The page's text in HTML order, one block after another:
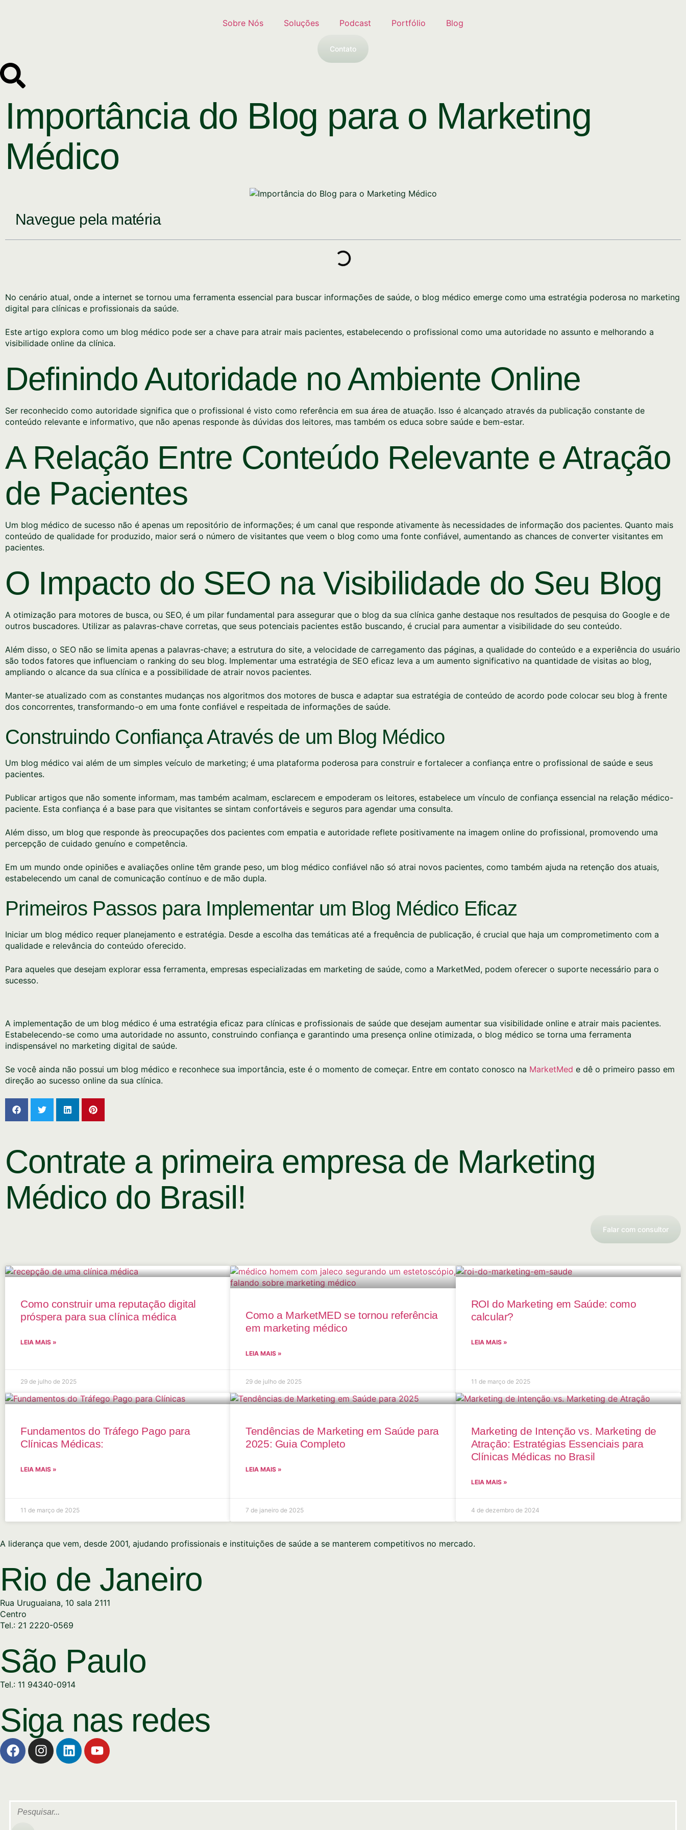
Sobre Nós Soluções Podcast Portfólio Blog
Contato
Importância do Blog para o Marketing
Médico
Navegue pela matéria
No cenário atual, onde a internet se tornou uma ferramenta essencial para buscar informações de saúde, o blog médico emerge como uma estratégia poderosa no marketing
digital para clínicas e profissionais da saúde.
Este artigo explora como um blog médico pode ser a chave para atrair mais pacientes, estabelecendo o profissional como uma autoridade no assunto e melhorando a
visibilidade online da clínica.
Definindo Autoridade no Ambiente Online
Ser reconhecido como autoridade significa que o profissional é visto como referência em sua área de atuação. Isso é alcançado através da publicação constante de
conteúdo relevante e informativo, que não apenas responde às dúvidas dos leitores, mas também os educa sobre saúde e bem-estar.
A Relação Entre Conteúdo Relevante e Atração
de Pacientes
Um blog médico de sucesso não é apenas um repositório de informações; é um canal que responde ativamente às necessidades de informação dos pacientes. Quanto mais
conteúdo de qualidade for produzido, maior será o número de visitantes que veem o blog como uma fonte confiável, aumentando as chances de converter visitantes em
pacientes.
O Impacto do SEO na Visibilidade do Seu Blog
A otimização para motores de busca, ou SEO, é um pilar fundamental para assegurar que o blog da sua clínica ganhe destaque nos resultados de pesquisa do Google e de
outros buscadores. Utilizar as palavras-chave corretas, que seus potenciais pacientes estão buscando, é crucial para aumentar a visibilidade do seu conteúdo.
Além disso, o SEO não se limita apenas a palavras-chave; a estrutura do site, a velocidade de carregamento das páginas, a qualidade do conteúdo e a experiência do usuário
são todos fatores que influenciam o ranking do seu blog. Implementar uma estratégia de SEO eficaz leva a um aumento significativo na quantidade de visitas ao blog,
ampliando o alcance da sua clínica e a possibilidade de atrair novos pacientes.
Manter-se atualizado com as constantes mudanças nos algoritmos dos motores de busca e adaptar sua estratégia de conteúdo de acordo pode colocar seu blog à frente
dos concorrentes, transformando-o em uma fonte confiável e respeitada de informações de saúde.
Construindo Confiança Através de um Blog Médico
Um blog médico vai além de um simples veículo de marketing; é uma plataforma poderosa para construir e fortalecer a confiança entre o profissional de saúde e seus
pacientes.
Publicar artigos que não somente informam, mas também acalmam, esclarecem e empoderam os leitores, estabelece um vínculo de confiança essencial na relação médico-
paciente. Esta confiança é a base para que visitantes se sintam confortáveis e seguros para agendar uma consulta.
Além disso, um blog que responde às preocupações dos pacientes com empatia e autoridade reflete positivamente na imagem online do profissional, promovendo uma
percepção de cuidado genuíno e competência.
Em um mundo onde opiniões e avaliações online têm grande peso, um blog médico confiável não só atrai novos pacientes, como também ajuda na retenção dos atuais,
estabelecendo um canal de comunicação contínuo e de mão dupla.
Primeiros Passos para Implementar um Blog Médico Eficaz
Iniciar um blog médico requer planejamento e estratégia. Desde a escolha das temáticas até a frequência de publicação, é crucial que haja um comprometimento com a
qualidade e relevância do conteúdo oferecido.
Para aqueles que desejam explorar essa ferramenta, empresas especializadas em marketing de saúde, como a MarketMed, podem oferecer o suporte necessário para o
sucesso.
A implementação de um blog médico é uma estratégia eficaz para clínicas e profissionais de saúde que desejam aumentar sua visibilidade online e atrair mais pacientes.
Estabelecendo-se como uma autoridade no assunto, construindo confiança e garantindo uma presença online otimizada, o blog médico se torna uma ferramenta
indispensável no marketing digital de saúde.
Se você ainda não possui um blog médico e reconhece sua importância, este é o momento de começar. Entre em contato conosco na MarketMed e dê o primeiro passo em
direção ao sucesso online da sua clínica.
Contrate a primeira empresa de Marketing
Médico do Brasil!
Falar com consultor
Como construir uma reputação digital
próspera para sua clínica médica
LEIA MAIS »
29 de julho de 2025
Como a MarketMED se tornou referência
em marketing médico
LEIA MAIS »
29 de julho de 2025
ROI do Marketing em Saúde: como
calcular?
LEIA MAIS »
11 de março de 2025
Fundamentos do Tráfego Pago para
Clínicas Médicas:
LEIA MAIS »
11 de março de 2025
Tendências de Marketing em Saúde para
2025: Guia Completo
LEIA MAIS »
7 de janeiro de 2025
Marketing de Intenção vs. Marketing de
Atração: Estratégias Essenciais para
Clínicas Médicas no Brasil
LEIA MAIS »
4 de dezembro de 2024
A liderança que vem, desde 2001, ajudando profissionais e instituições de saúde a se manterem competitivos no mercado.
Rio de Janeiro
Rua Uruguaiana, 10 sala 2111
Centro
Tel.: 21 2220-0569
São Paulo
Tel.: 11 94340-0914
Siga nas redes